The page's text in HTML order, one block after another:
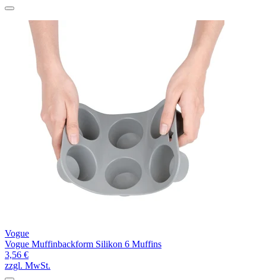
Vogue
Vogue Muffinbackform Silikon 6 Muffins
3,56 €
zzgl. MwSt.